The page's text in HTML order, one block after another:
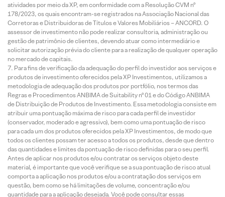
atividades por meio da XP, em conformidade com a Resolução CVM nº
178/2023, os quais encontram-se registrados na Associação Nacional das
Corretoras e Distribuidoras de Títulos e Valores Mobiliários – ANCORD. O
assessor de investimento não pode realizar consultoria, administração ou
gestão de patrimônio de clientes, devendo atuar como intermediário e
solicitar autorização prévia do cliente para a realização de qualquer operação
no mercado de capitais.
Para fins de verificação da adequação do perfil do investidor aos serviços e
produtos de investimento oferecidos pela XP Investimentos, utilizamos a
metodologia de adequação dos produtos por portfólio, nos termos das
Regras e Procedimentos ANBIMA de Suitability nº 01 e do Código ANBIMA
de Distribuição de Produtos de Investimento. Essa metodologia consiste em
atribuir uma pontuação máxima de risco para cada perfil de investidor
(conservador, moderado e agressivo), bem como uma pontuação de risco
para cada um dos produtos oferecidos pela XP Investimentos, de modo que
todos os clientes possam ter acesso a todos os produtos, desde que dentro
das quantidades e limites da pontuação de risco definidas para o seu perfil.
Antes de aplicar nos produtos e/ou contratar os serviços objeto deste
material, é importante que você verifique se a sua pontuação de risco atual
comporta a aplicação nos produtos e/ou a contratação dos serviços em
questão, bem como se há limitações de volume, concentração e/ou
quantidade para a aplicação desejada. Você pode consultar essas